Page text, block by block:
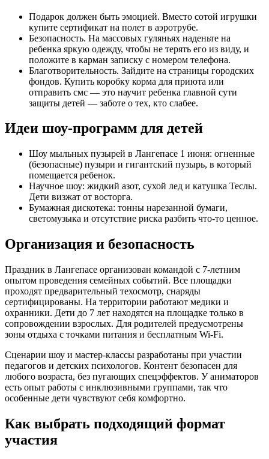
Подарок должен быть эмоцией. Вместо сотой игрушки
купите сертификат на полет в аэротрубе.
Безопасность. На массовых гуляньях наденьте на
ребенка яркую одежду, чтобы не терять его из виду, и
положите в карман записку с номером телефона.
Благотворительность. Зайдите на страницы городских
фондов. Купить коробку корма для приюта или
отправить смс — это научит ребенка главной сути
защиты детей — заботе о тех, кто слабее.
Идеи шоу-программ для детей
Шоу мыльных пузырей в Лангепасе 1 июня: огненные
(безопасные) пузыри и гигантский пузырь, в который
помещается ребенок.
Научное шоу: жидкий азот, сухой лед и катушка Теслы.
Дети визжат от восторга.
Бумажная дискотека: тонны нарезанной бумаги,
светомузыка и отсутствие риска разбить что-то ценное.
Организация и безопасность
Праздник в Лангепасе организован командой с 7-летним
опытом проведения семейных событий. Все площадки
проходят предварительный техосмотр, снаряды
сертифицированы. На территории работают медики и
охранники. Дети до 7 лет находятся на площадке только в
сопровождении взрослых. Для родителей предусмотрены
зоны отдыха с точками питания и бесплатным Wi-Fi.
Сценарии шоу и мастер-классы разработаны при участии
педагогов и детских психологов. Контент безопасен для
любого возраста, без пугающих спецэффектов. У аниматоров
есть опыт работы с инклюзивными группами, так что
особенные дети чувствуют себя комфортно.
Как выбрать подходящий формат
участия